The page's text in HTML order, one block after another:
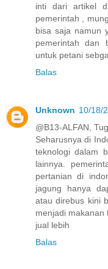
inti dari artikel
pemerintah ,
bisa saja namun
pemerintah dan
untuk petani
Balas
Unknown 10/18/
@B13-ALFAN,
Seharusnya di
teknologi dalam
lainnya.
pertanian di
jagung hanya
atau direbus kini
menjadi makanan
jual lebih
Balas